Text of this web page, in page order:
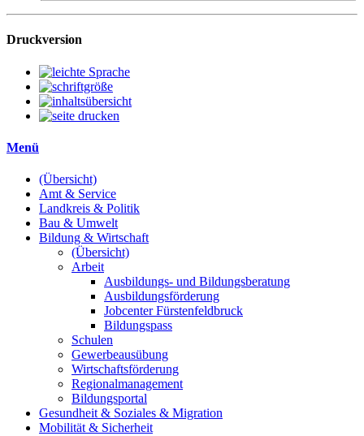
Druckversion
Menü
(Übersicht)
Amt & Service
Landkreis & Politik
Bau & Umwelt
Bildung & Wirtschaft
(Übersicht)
Arbeit
Ausbildungs- und Bildungsberatung
Ausbildungsförderung
Jobcenter Fürstenfeldbruck
Bildungspass
Schulen
Gewerbeausübung
Wirtschaftsförderung
Regionalmanagement
Bildungsportal
Gesundheit & Soziales & Migration
Mobilität & Sicherheit